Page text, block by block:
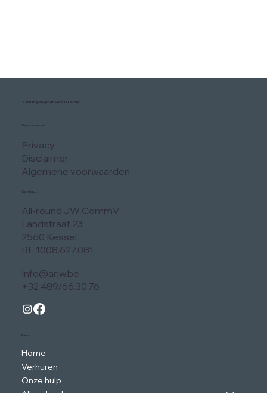
Aanhangwagen en Verhuur Center
Voorwaarden
Privacy
Disclaimer
Algemene voorwaarden
Contact
All-round JW CommV
Landstraat 23
2560 Kessel
BE 1008.627.081
Info@arjw.be
+32 489/66.30.76
Menu
Home
Verhuren
Onze hulp